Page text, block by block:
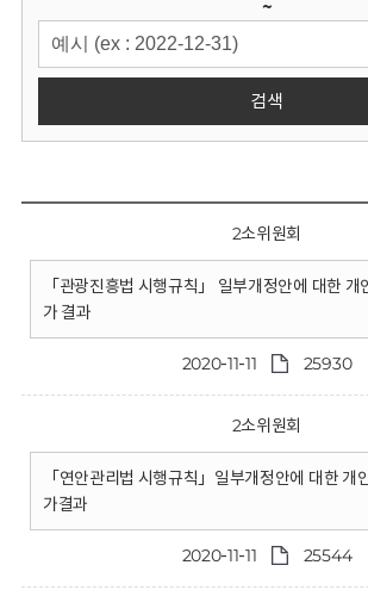
~
검색
2소위원회
「관광진흥법 시행규칙」 일부개정안에 대한 개
가 결과
2020-11-11 25930
2소위원회
「연안관리법 시행규칙」일부개정안에 대한 개
가결과
2020-11-11 25544